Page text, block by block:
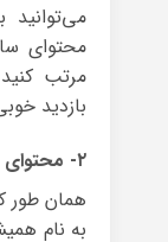
می‌توانید
محتوای
مرتب
بازدید
۲- محتوای همیشه سبز
همان طور